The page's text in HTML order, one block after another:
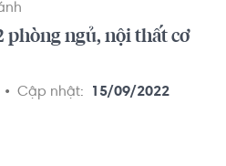
phòng ngủ, nội thất cơ
Cập nhật: 15/09/2022